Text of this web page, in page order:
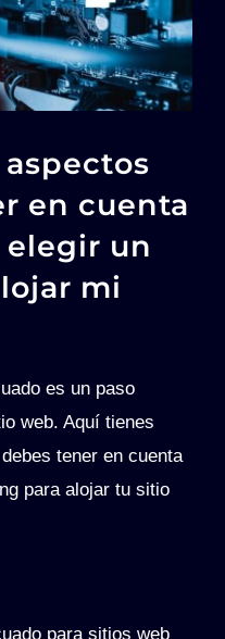
aspectos
en cuenta
elegir un
mi
es un paso
web. Aquí tienes
tener en cuenta
para alojar tu sitio
para sitios web